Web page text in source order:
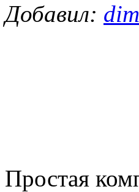
Добавил:
Простая